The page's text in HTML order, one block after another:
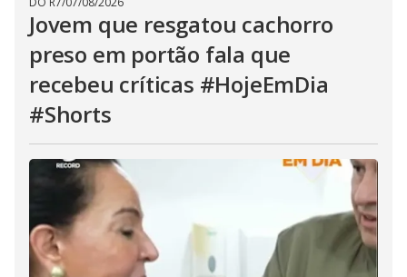
Jovem que resgatou cachorro
preso em portão fala que
recebeu críticas #HojeEmDia
#Shorts